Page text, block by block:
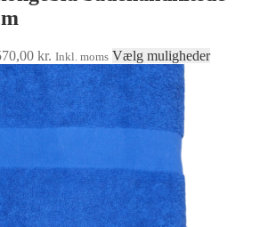
kr. Prisinterval:
76,80 kr.
til
1.570,00 kr.
Inkl. moms Vælg mulighederDette